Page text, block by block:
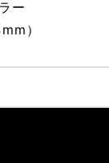
ー
）